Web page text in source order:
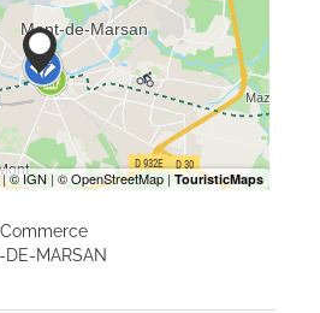
DE-MARSAN